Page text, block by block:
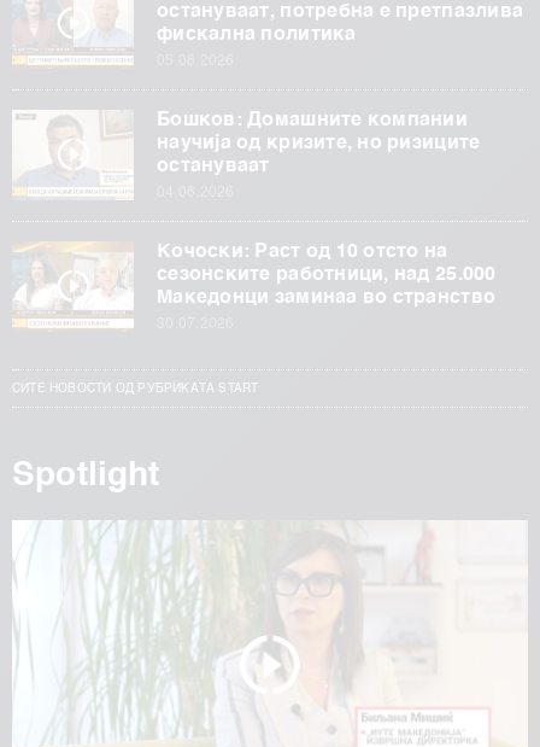
остануваат, потребна е претпазлива
фискална политика
Бошков: Домашните компании
научија од кризите, но ризиците
остануваат
Кочоски: Раст од 10 отсто на
сезонските работници, над 25.000
Македонци заминаа во странство
СИТЕ НОВОСТИ ОД РУБРИКАТА START
Spotlight